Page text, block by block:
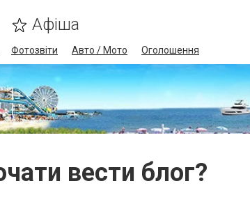
Афіша
Фотозвіти Авто / Мото Оголошення
вести блог?